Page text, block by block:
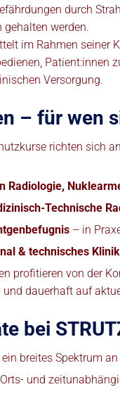
durch
werden.
im Rahmen seiner
Versorgung.
– für wen
richten sich
Radiologie,
Technische
– in
& technisches
profitieren von der
und dauerhaft auf
bei
ein breites Spektrum
Orts- und